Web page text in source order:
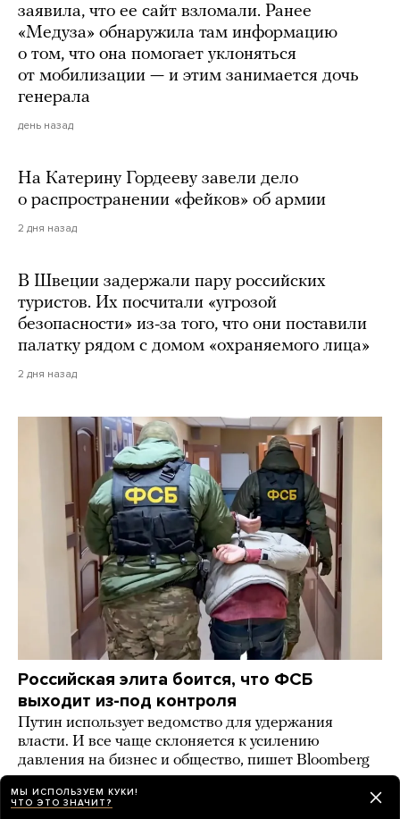
заявила, что ее сайт взломали. Ранее
«Медуза» обнаружила там информацию
о том, что она помогает уклоняться
от мобилизации — и этим занимается дочь
генерала
день назад
На Катерину Гордееву завели дело
о распространении «фейков» об армии
2 дня назад
В Швеции задержали пару российских
туристов. Их посчитали «угрозой
безопасности» из-за того, что они поставили
палатку рядом с домом «охраняемого лица»
2 дня назад
Российская элита боится, что ФСБ
выходит из-под контроля
Путин использует ведомство для удержания
власти. И все чаще склоняется к усилению
давления на бизнес и общество, пишет Bloomberg
НОВОСТИ 2 дня назад
МЫ ИСПОЛЬЗУЕМ КУКИ!
ЧТО ЭТО ЗНАЧИТ?